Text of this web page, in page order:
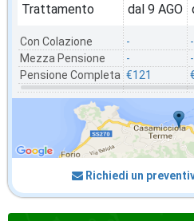
Trattamento
Con Colazione
Mezza Pensione
Pensione Completa
dal 9 AGO
-
-
€121
-
-
Richiedi un